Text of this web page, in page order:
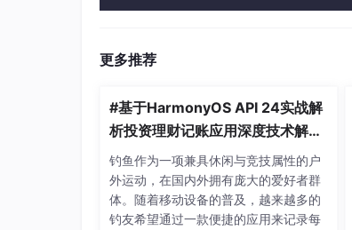
更多推荐
#基于HarmonyOS API 24实战解
析投资理财记账应用深度技术解析,
开闭原则（对扩展开放、对修改关
闭）的实践，是构建可维护软件系
统的黄金准则
钓鱼作为一项兼具休闲与竞技属性的户
外运动，在国内外拥有庞大的爱好者群
体。随着移动设备的普及，越来越多的
钓友希望通过一款便捷的应用来记录每